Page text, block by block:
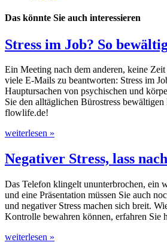
Das könnte Sie auch interessieren
Stress im Job? So
Ein Meeting nach dem anderen, keine
viele E-Mails zu beantworten: Stress im
Hauptursachen von psychischen und
Sie den alltäglichen Bürostress
flowlife.de!
weiterlesen »
Negativer Stress, lass
Das Telefon klingelt ununterbrochen, ein
und eine Präsentation müssen Sie auch
und negativer Stress machen sich breit.
Kontrolle bewahren können, erfahren Sie
weiterlesen »